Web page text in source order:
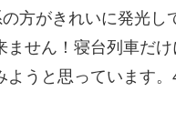
方がきれいに発光
ません！寝台列車だ
うと思っています。